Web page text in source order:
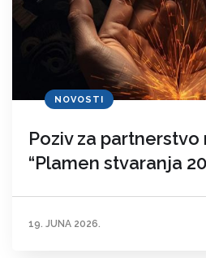
NOVOSTI
Poziv za
“Plamen stvaranja
19. JUNA 2026.